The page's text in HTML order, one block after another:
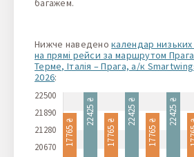
Нижче наведенокалендар низьких
на прямі рейси за маршрутом Прага
Терме, Італія – Прага, а/к
2026:
22500
21890
21280
20670
17765 ₴
22425 ₴
17765 ₴
22425 ₴
17765 ₴
22425 ₴